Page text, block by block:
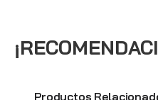
Productos